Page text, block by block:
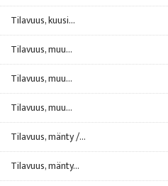
Tilavuus, kuusi...
Tilavuus, muu...
Tilavuus, muu...
Tilavuus, muu...
Tilavuus, mänty /...
Tilavuus, mänty...